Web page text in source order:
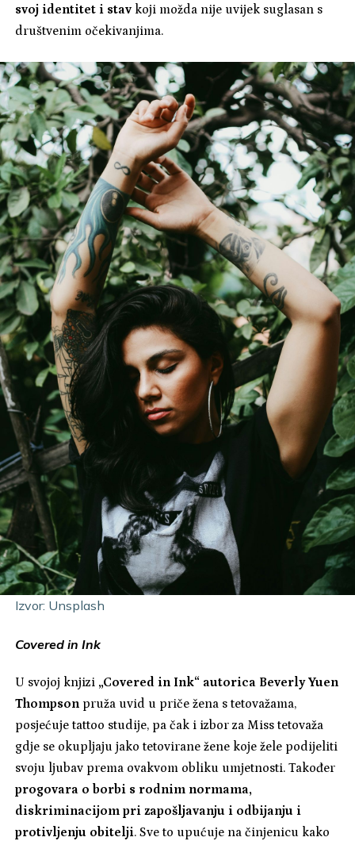
svoj identitet i stav koji možda nije uvijek suglasan s
društvenim očekivanjima.
Izvor: Unsplash
Covered in Ink
U svojoj knjizi „Covered in Ink“ autorica Beverly Yuen
Thompson pruža uvid u priče žena s tetovažama,
posjećuje tattoo studije, pa čak i izbor za Miss tetovaža
gdje se okupljaju jako tetovirane žene koje žele podijeliti
svoju ljubav prema ovakvom obliku umjetnosti. Također
progovara o borbi s rodnim normama,
diskriminacijom pri zapošljavanju i odbijanju i
protivljenju obitelji. Sve to upućuje na činjenicu kako